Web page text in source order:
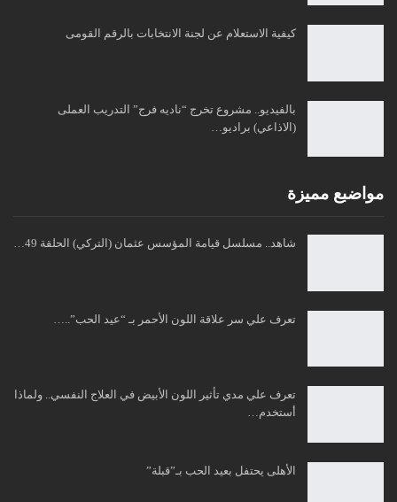
كيفية الاستعلام عن لجنة الانتخابات بالرقم القومى
بالفيديو.. مشروع تخرج “ناديه فرج” التدريب العملى
(الاذاعي) براديو…
مواضبع مميزة
شاهد.. مسلسل قيامة المؤسس عثمان (التركي) الحلقة 49…
تعرف علي سر علاقة اللون الأحمر بـ “عيد الحب”..…
تعرف علي مدي تأثير اللون الأبيض في العلاج النفسي.. ولماذا
أستخدم…
الأهلى يحتفل بعيد الحب بـ”قبلة”